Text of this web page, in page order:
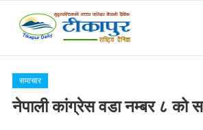
समाचार
नेपाली कांग्रेस वडा नम्बर ८ को